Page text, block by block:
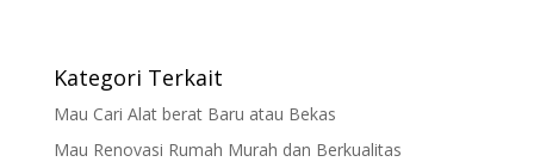
Kategori Terkait
Mau Cari Alat berat Baru atau Bekas
Mau Renovasi Rumah Murah dan Berkualitas